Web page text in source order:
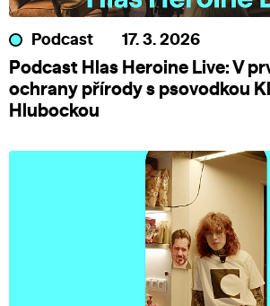
Podcast 17. 3. 2026
Podcast Hlas Heroine Live: V
ochrany přírody s psovodkou
Hlubockou